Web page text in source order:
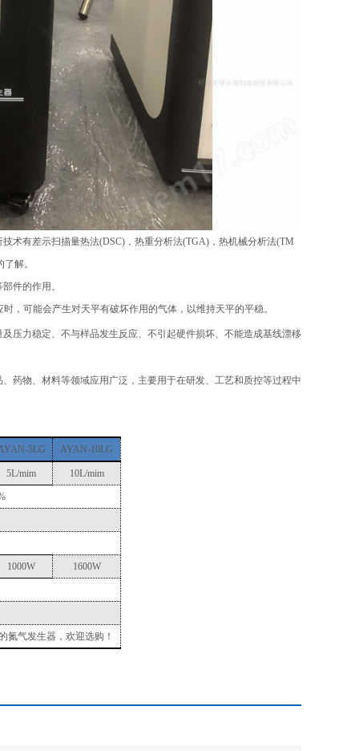
术有差示扫描量热法(DSC)，热重分析法(TGA)，热机械分析法(TM
解。
件的作用。
，可能会产生对天平有破坏作用的气体，以维持天平的平稳。
压力稳定、不与样品发生反应、不引起硬件损坏、不能造成基线漂移
药物、材料等领域应用广泛，主要用于在研发、工艺和质控等过程中
5LG AYAN-10LG
5L/mim 10L/mim
1000W 1600W
氮气发生器，欢迎选购！